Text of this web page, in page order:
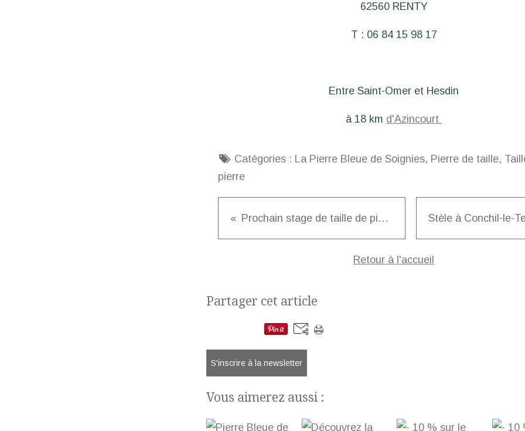
62560 RENTY
T : 06 84 15 98 17
Entre Saint-Omer et Hesdin
à 18 km d'Azincourt
Catégories : La Pierre Bleue de Soignies, Pierre de taille,
pierre
Prochain stage de taille de pierre
Retour à l'accueil
Partager cet article
S'inscrire à la newsletter
Vous aimerez aussi :